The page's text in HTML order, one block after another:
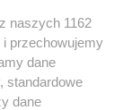
naszych 1162
przechowujemy
dane
standardowe
dane